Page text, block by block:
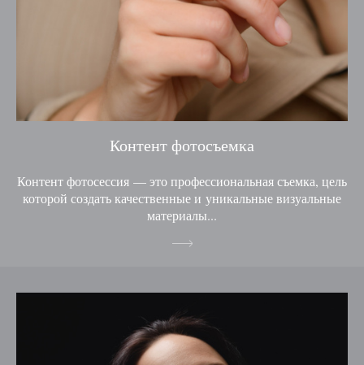
Контент фотосъемка
Контент фотосессия — это профессиональная съемка, цель
которой создать качественные и уникальные визуальные
материалы...